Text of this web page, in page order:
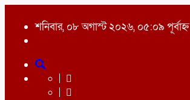
শনিবার, ০৮ অগাস্ট ২০২৬, ০৫:০৯ পূর্বাহ্ন